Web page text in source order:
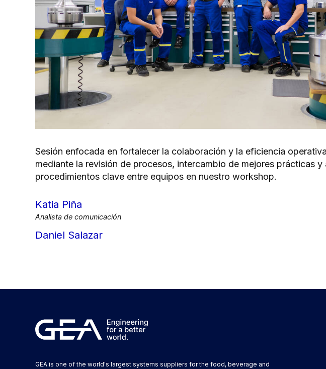
Sesión enfocada en fortalecer la colaboración y la eficiencia
mediante la revisión de procesos, intercambio de mejores prácticas y
procedimientos clave entre equipos en nuestro workshop.
Katia Piña
Analista de comunicación
Daniel Salazar
GEA is one of the world's largest systems suppliers for the food, beverage and